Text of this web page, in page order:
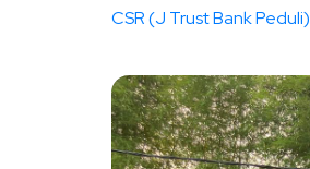
CSR (J Trust Bank Peduli)